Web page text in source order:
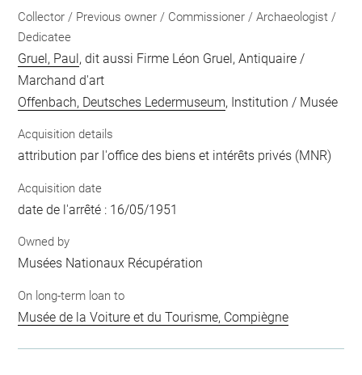
Collector / Previous owner / Commissioner / Archaeologist /
Dedicatee
Gruel, Paul, dit aussi Firme Léon Gruel, Antiquaire /
Marchand d'art
Offenbach, Deutsches Ledermuseum, Institution / Musée
Acquisition details
attribution par l'office des biens et intérêts privés (MNR)
Acquisition date
date de l'arrêté : 16/05/1951
Owned by
Musées Nationaux Récupération
On long-term loan to
Musée de la Voiture et du Tourisme, Compiègne